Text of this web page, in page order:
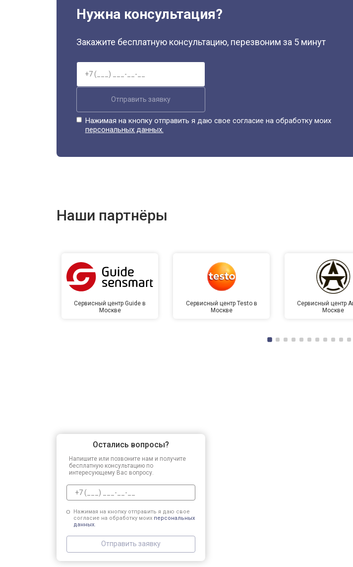
Нужна консультация?
Закажите бесплатную консультацию, перезвоним за 5 минут
Отправить заявку
Нажимая на кнопку отправить я даю свое согласие на обработку моих
персональных данных.
Наши партнёры
Сервисный центр Guide в
Москве
Сервисный центр Testo в
Москве
Сервисный центр
Москве
Остались вопросы?
Напишите или позвоните нам и получите
бесплатную консультацию по
интересующему Вас вопросу.
Нажимая на кнопку отправить я даю свое
согласие на обработку моих персональных
данных.
Отправить заявку